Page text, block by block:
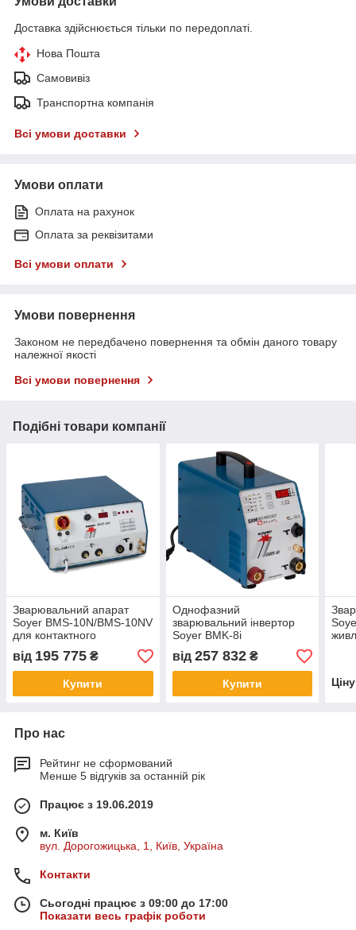
Доставка здійснюється тільки по передоплаті.
Нова Пошта
Самовивіз
Транспортна компанія
Всі умови доставки
Умови оплати
Оплата на рахунок
Оплата за реквізитами
Всі умови оплати
Умови повернення
Законом не передбачено повернення та обмін даного товару
належної якості
Всі умови повернення
Подібні товари компанії
Зварювальний апарат
Soyer BMS-10N/BMS-10NV
для контактного
зварювання та
зварювання з підйомом
від 195 775 ₴
Купити
Однофазний
зварювальний інвертор
Soyer BMK-8i
від 257 832₴
Купити
Про нас
Рейтинг не сформований
Менше 5 відгуків за останній рік
Працює з 19.06.2019
м. Київ
вул. Дорогожицька, 1, Київ, Україна
Контакти
Сьогодні працює з 09:00 до 17:00
Показати весь графік роботи